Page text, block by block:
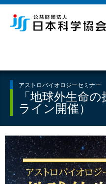
アストロバイオロジーセミナー
「地球外生命
ライン開催）